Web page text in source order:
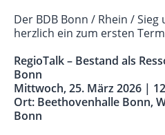
Der BDB Bonn / Rhein / Sieg
herzlich ein zum ersten
RegioTalk – Bestand als
Bonn
Mittwoch, 25. März 2026 |
Ort: Beethovenhalle Bonn,
Bonn